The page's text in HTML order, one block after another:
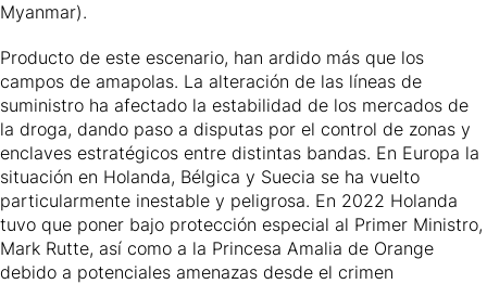
Myanmar).
Producto de este escenario, han ardido más que los
campos de amapolas. La alteración de las líneas de
suministro ha afectado la estabilidad de los mercados de
la droga, dando paso a disputas por el control de zonas y
enclaves estratégicos entre distintas bandas. En Europa la
situación en Holanda, Bélgica y Suecia se ha vuelto
particularmente inestable y peligrosa. En 2022 Holanda
tuvo que poner bajo protección especial al Primer Ministro,
Mark Rutte, así como a la Princesa Amalia de Orange
debido a potenciales amenazas desde el crimen